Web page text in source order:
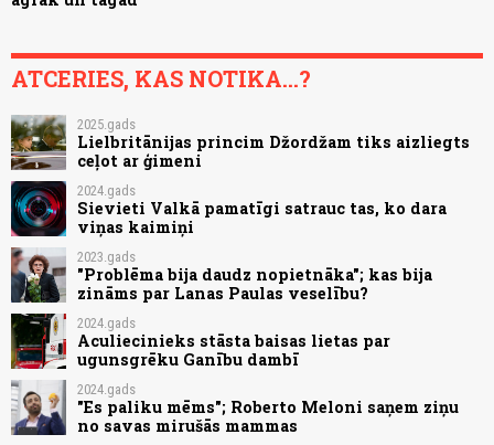
ATCERIES, KAS NOTIKA...?
2025.gads
Lielbritānijas princim Džordžam tiks aizliegts
ceļot ar ģimeni
2024.gads
Sievieti Valkā pamatīgi satrauc tas, ko dara
viņas kaimiņi
2023.gads
"Problēma bija daudz nopietnāka"; kas bija
zināms par Lanas Paulas veselību?
2024.gads
Aculiecinieks stāsta baisas lietas par
ugunsgrēku Ganību dambī
2024.gads
"Es paliku mēms"; Roberto Meloni saņem ziņu
no savas mirušās mammas